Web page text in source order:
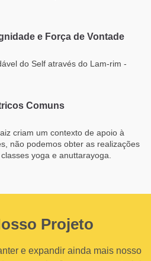
e Força de Vontade
do Self através do Lam-rim -
Comuns
criam um contexto de apoio à
não podemos obter as realizações
yoga e anuttarayoga.
Projeto
e expandir ainda mais nosso